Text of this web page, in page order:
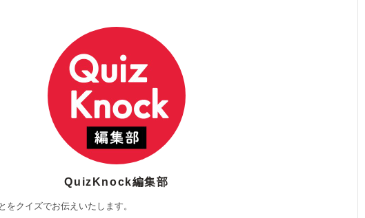
QuizKnock編集部
をクイズでお伝えいたします。